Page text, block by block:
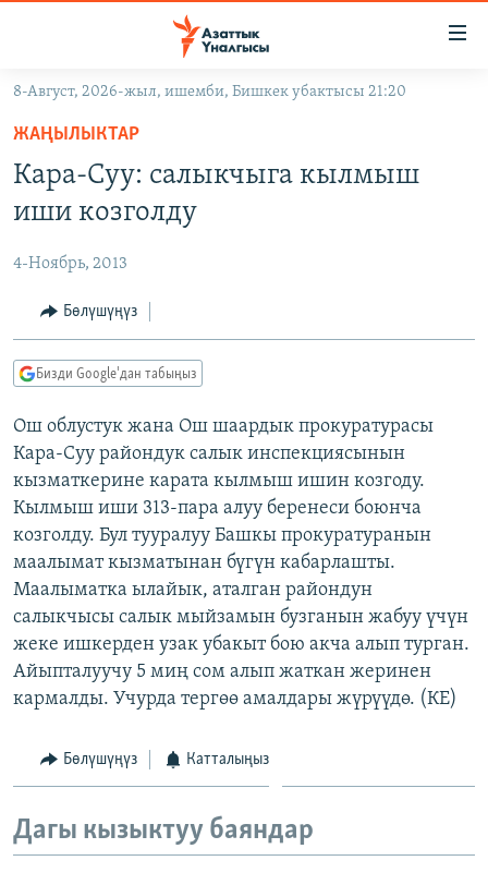
Навигацияга
өтүңүз
Издөөгө
салыңызКЫРГЫЗСТАН
ЭКОНОМИКА
МАДАНИЯТ
ДҮЙНӨ
БОРБОР АЗИЯ
АТАЙЫН ИЛИКТӨӨ
ТВ ПРОГРАММАЛАР
ЭКСПЕРТТЕР ТАЛДАЙТ
БИЗ ЖАНА ДҮЙНӨ
ДАНИСТЕ
ЭЖЕ-СИҢДИЛЕР
АЗАТТЫК+
ЫҢГАЙСЫЗ СУРООЛОР
ӨЗГӨЧӨ ПИКИР
Русский
ОНЛАЙН ШЕРИНЕ
ЭЕ/АРнун бардык сайттары
8-Август, 2026-жыл, ишемби, Бишкек убактысы 21:20
ЖАҢЫЛЫКТАР
Кара-Суу: салыкчыга кылмыш
иши козголду
4-Ноябрь, 2013
Бөлүшүңүз
Бизди Google'дан табыңыз
Ош облустук жана Ош шаардык прокуратурасы
Кара-Суу райондук салык инспекциясынын
кызматкерине карата кылмыш ишин козгоду.
Кылмыш иши 313-пара алуу беренеси боюнча
козголду. Бул тууралуу Башкы прокуратуранын
маалымат кызматынан бүгүн кабарлашты.
Маалыматка ылайык, аталган райондун
салыкчысы салык мыйзамын бузганын жабуу үчүн
жеке ишкерден узак убакыт бою акча алып турган.
Айыпталуучу 5 миң сом алып жаткан жеринен
кармалды. Учурда тергөө амалдары жүрүүдө. (КЕ)
Бөлүшүңүз Катталыңыз
Дагы кызыктуу баяндар